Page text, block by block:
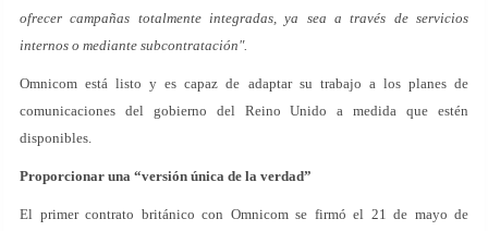
ofrecer campañas totalmente integradas, ya sea a través de servicios
internos o mediante subcontratación".
Omnicom está listo y es capaz de adaptar su trabajo a los planes de
comunicaciones del gobierno del Reino Unido a medida que estén
disponibles.
Proporcionar una “versión única de la verdad”
El primer contrato británico con Omnicom se firmó el 21 de mayo de